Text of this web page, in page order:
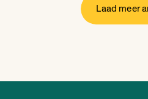
Laad meer